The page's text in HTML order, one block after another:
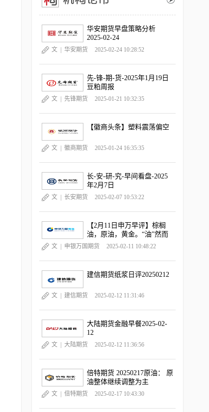
华安期货早盘策略分析
2025-02-24
文 | 华安期货 2025-02-24 10:28:52
先-锋-期-货-2025年1月19日
豆粕周报
文 | 先锋期货 2025-01-21 10:32:35
【徽商头条】塑料震荡偏空
文 | 徽商期货 2025-01-24 16:35:35
长-安-研-究-早间看盘-2025
年2月7日
文 | 长安期货 2025-02-07 10:53:22
【2月11日申万早评】棕榈
油，原油，黄金。“油”然而
升，“金金”乐道
文 | 申银万国期货 2025-02-11 10:48:22
建信期货纸浆日评20250212
文 | 建信期货 2025-02-12 11:31:46
大陆期货金融早餐2025-02-
12
文 | 大陆期货 2025-02-12 11:36:56
倍特期货 20250217原油： 原
油整体继续调整为主
文 | 倍特期货 2025-02-17 10:43:30